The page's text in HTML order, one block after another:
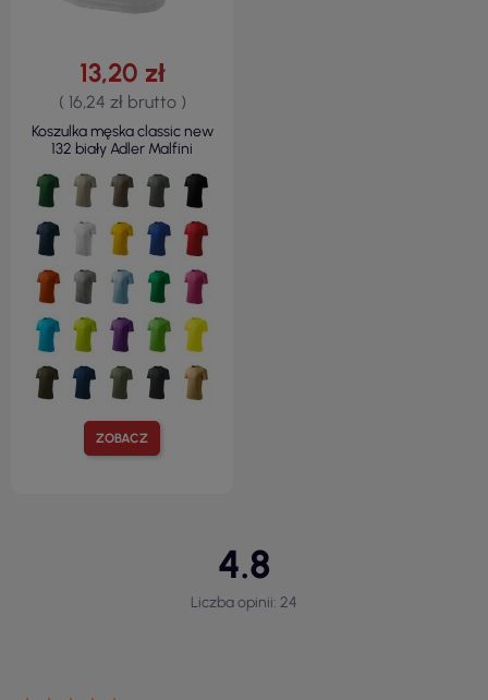
ZOBACZ
13,20 zł
( 16,24 zł brutto )
Koszulka męska classic new
132 biały Adler Malfini
4.8
Liczba opinii: 24